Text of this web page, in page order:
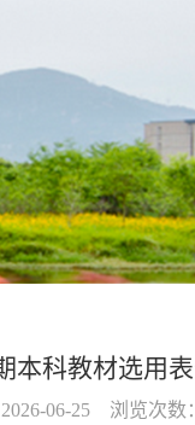
本科教材选用
06-25 浏览次数：